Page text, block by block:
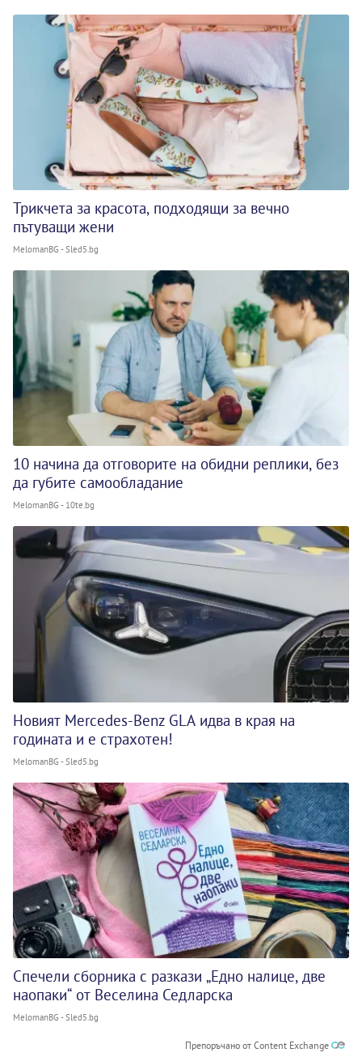
Трикчета за красота, подходящи за вечно
пътуващи жени
MelomanBG - Sled5.bg
10 начина да отговорите на обидни реплики, без
да губите самообладание
MelomanBG - 10te.bg
Новият Mercedes-Benz GLA идва в края на
годината и е страхотен!
MelomanBG - Sled5.bg
Спечели сборника с разкази „Едно налице, две
наопаки“ от Веселина Седларска
MelomanBG - Sled5.bg
Препоръчано от Content Exchange